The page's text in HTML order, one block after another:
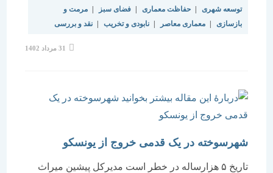
توسعه شهری | حفاظت معماری | فضای سبز | مرمت و
بازسازی | معماری معاصر | نابودی و تخریب | نقد و بررسی
شهرسوخته در یک قدمی خروج از یونسکو
تاریخ ۵ هزارساله در خطر است مدیرکل پیشین میراث